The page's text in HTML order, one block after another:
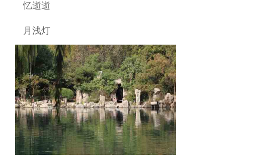
忆逝逝
月浅灯